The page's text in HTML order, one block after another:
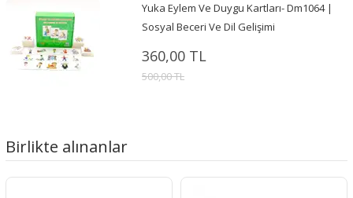
Yuka Eylem Ve Duygu Kartları- Dm1064 |
Sosyal Beceri Ve Dil Gelişimi
360,00 TL
500,00 TL
Birlikte alınanlar